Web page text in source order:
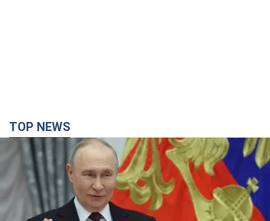
TOP NEWS